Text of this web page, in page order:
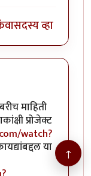
सदस्य व्हा
माहिती
प्रोजेक्ट
watch?
या ↑